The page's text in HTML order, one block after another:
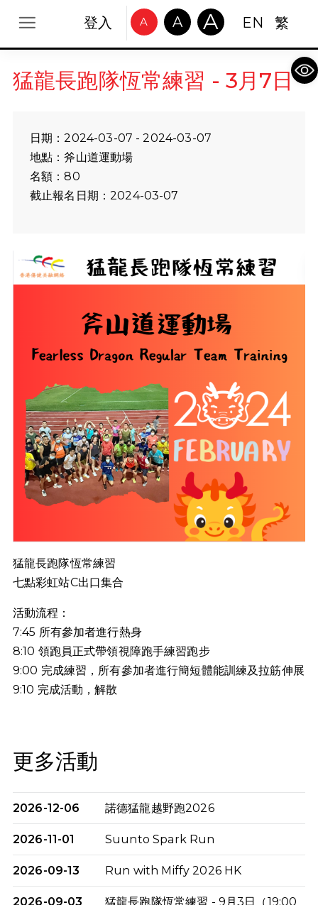
登入 A A A EN 繁
猛龍長跑隊恆常練習 - 3月7日
日期：2024-03-07 - 2024-03-07
地點：斧山道運動場
名額：80
截止報名日期：2024-03-07
猛龍長跑隊恆常練習
七點彩虹站C出口集合
活動流程：
7:45 所有參加者進行熱身
8:10 領跑員正式帶領視障跑手練習跑步
9:00 完成練習，所有參加者進行簡短體能訓練及拉筋伸展
9:10 完成活動，解散
更多活動
2026-12-06 諾德猛龍越野跑2026
2026-11-01 Suunto Spark Run
2026-09-13 Run with Miffy 2026 HK
2026-09-03
猛龍長跑隊恆常練習 - 9月3日（19:00